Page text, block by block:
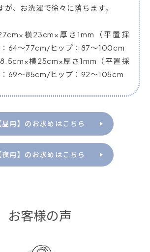
が、お洗濯で徐々に落ちます。
横23cm×厚さ1mm（平置採
64～77cm/ヒップ：87～100cm
横25cm×厚さ1mm（平置採
69～85cm/ヒップ：92～105cm
昼用】のお求めはこちら
夜用】のお求めはこちら
お客様の声